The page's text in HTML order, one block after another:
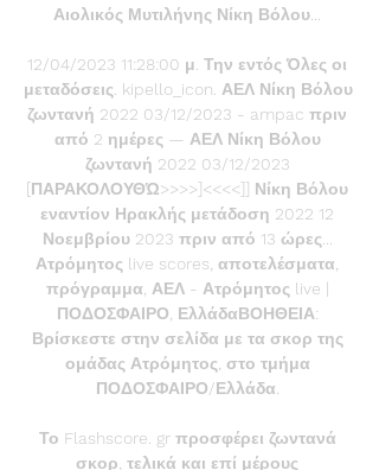
Αιολικός Μυτιλήνης Νίκη Βόλου...
12/04/2023 11:28:00 μ. Την εντός Όλες οι
μεταδόσεις. kipello_icon. ΑΕΛ Νίκη Βόλου
ζωντανή 2022 03/12/2023 - ampac πριν
από 2 ημέρες — ΑΕΛ Νίκη Βόλου
ζωντανή 2022 03/12/2023
[ΠΑΡΑΚΟΛΟΥΘΏ>>>>]<<<<]] Νίκη Βόλου
εναντίον Ηρακλής μετάδοση 2022 12
Νοεμβρίου 2023 πριν από 13 ώρες...
Ατρόμητος live scores, αποτελέσματα,
πρόγραμμα, ΑΕΛ - Ατρόμητος live |
ΠΟΔΟΣΦΑΙΡΟ, ΕλλάδαΒΟΗΘΕΙΑ:
Βρίσκεστε στην σελίδα με τα σκορ της
ομάδας Ατρόμητος, στο τμήμα
ΠΟΔΟΣΦΑΙΡΟ/Ελλάδα.
Το Flashscore. gr προσφέρει ζωντανά
σκορ, τελικά και επί μέρους